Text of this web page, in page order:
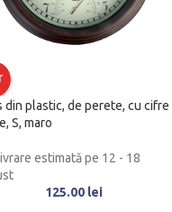
din plastic, de perete, cu cifre
S, maro
estimată pe 12 - 18
125.00 lei